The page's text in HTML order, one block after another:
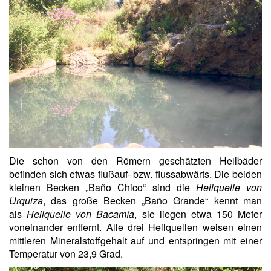
Die schon von den Römern geschätzten Heilbäder
befinden sich etwas flußauf- bzw. flussabwärts. Die beiden
kleinen Becken „Baño Chico“ sind die Heilquelle von
Urquiza, das große Becken „Baño Grande“ kennt man
alsHeilquelle von Bacamía, sie liegen etwa 150 Meter
voneinander entfernt. Alle drei Heilquellen weisen einen
mittleren Mineralstoffgehalt auf und entspringen mit einer
Temperatur von 23,9 Grad.